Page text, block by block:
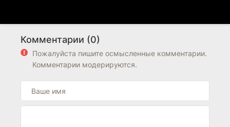
Комментарии (0)
Пожалуйста пишите осмысленные комментарии.
Комментарии модерируются.